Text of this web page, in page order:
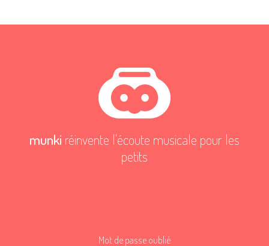
munki réinvente l'écoute musicale pour les
petits
Mot de passe oublié